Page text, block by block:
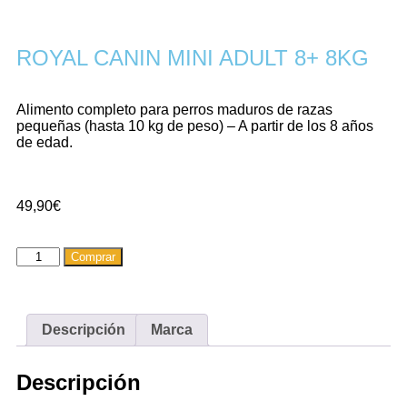
ROYAL CANIN MINI ADULT 8+ 8KG
Alimento completo para perros maduros de razas
pequeñas (hasta 10 kg de peso) – A partir de los 8 años
de edad.
49,90€
Comprar
Descripción Marca
Descripción